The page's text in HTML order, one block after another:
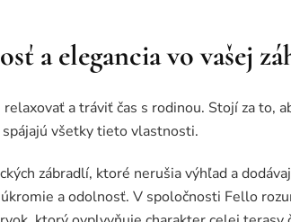
a elegancia vo vašej
a tráviť čas s rodinou. Stojí za to,
spájajú všetky tieto vlastnosti.
zábradlí, ktoré nerušia výhľad a
a odolnosť. V spoločnosti Fello